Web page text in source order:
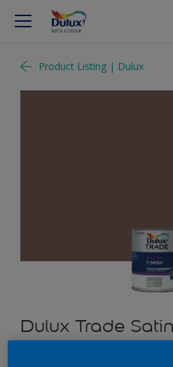
Product Listing | Dulux
Dulux Trade